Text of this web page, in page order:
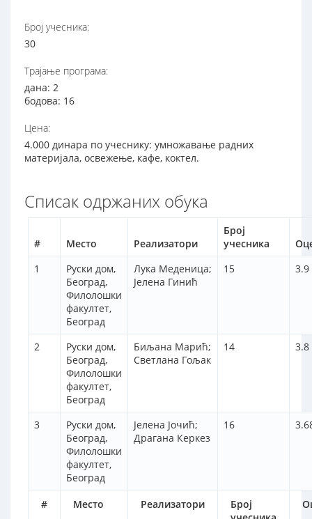
Број учесника:
30
Трајање програма:
дана: 2
бодова: 16
Цена:
4.000 динара по учеснику: умножавање радних
материјала, освежење, кафе, коктел.
Списак одржаних обука
# Место Реализатори
Број
учесника
# Место Реализатори
Број
1
Руски дом,
Београд,
Филолошки
факултет,
Београд
Лука Меденица;
Јелена Гинић
15 3.9
2
Руски дом,
Београд,
Филолошки
факултет,
Београд
Биљана Марић;
Светлана Гољак
14 3.8
3
Руски дом,
Београд,
Филолошки
факултет,
Београд
Јелена Јочић;
Драгана Керкез
16